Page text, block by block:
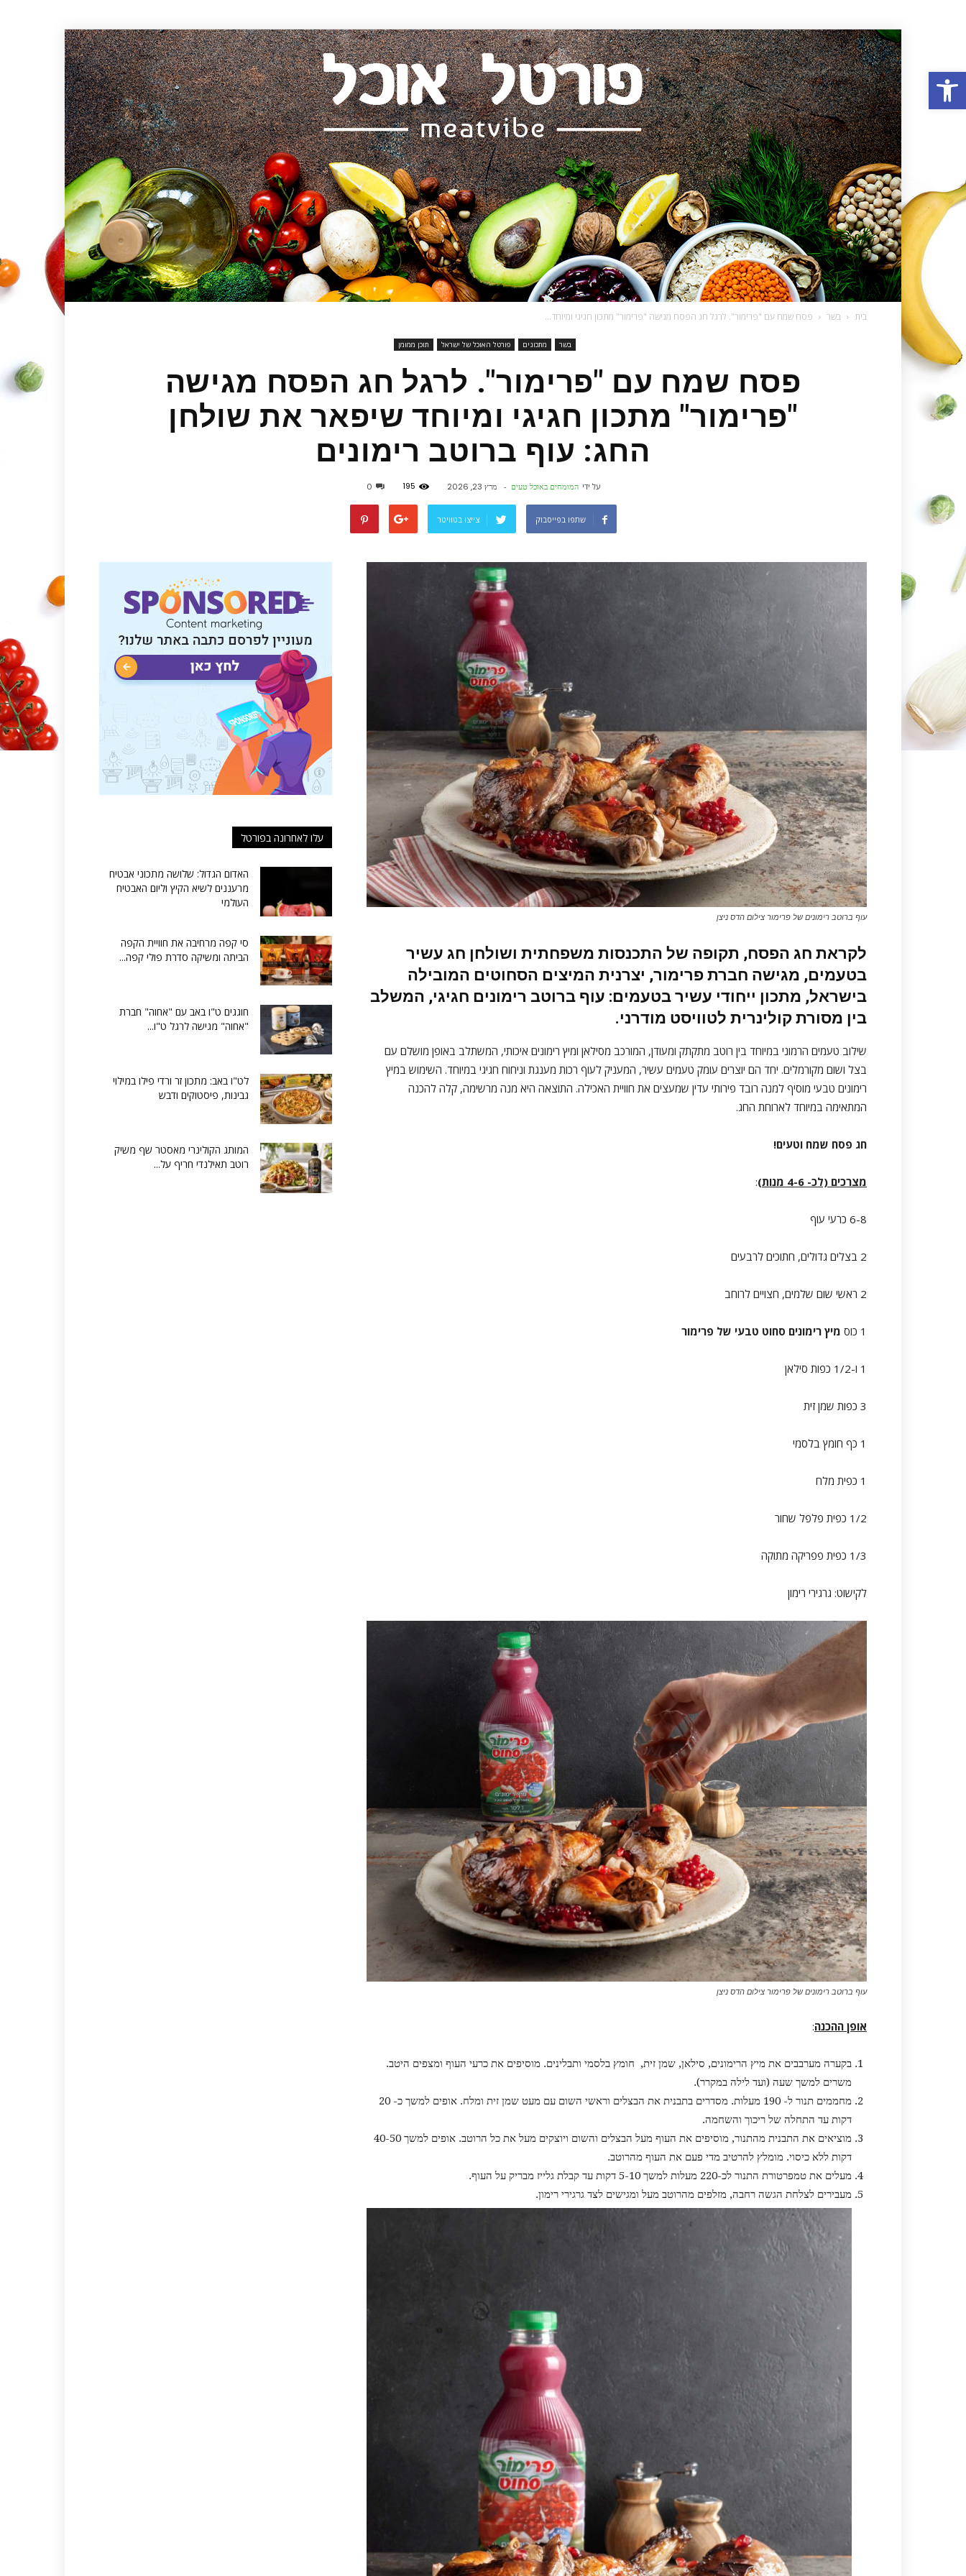
פתח סרגל נגישות
פורטל
אוכל
בית בשר פסח שמח עם "פרימור". לרגל חג הפסח מגישה "פרימור" מתכון חגיגי ומיוחד...
בשר מתכונים פורטל האוכל של ישראל תוכן ממומן
פסח שמח עם "פרימור". לרגל חג הפסח מגישה
"פרימור" מתכון חגיגי ומיוחד שיפאר את שולחן
החג: עוף ברוטב רימונים
על ידי המומחים באוכל טעים - מרץ 23, 2026 195
0
שתפו בפייסבוק צייצו בטוויטר
עוף ברוטב רימונים של פרימור צילום הדס ניצן
לקראת חג הפסח, תקופה של התכנסות משפחתית ושולחן חג עשיר
בטעמים, מגישה חברת פרימור, יצרנית המיצים הסחוטים המובילה
בישראל, מתכון ייחודי עשיר בטעמים: עוף ברוטב רימונים חגיגי, המשלב
בין מסורת קולינרית לטוויסט מודרני.
שילוב טעמים הרמוני במיוחד בין רוטב מתקתק ומעודן, המורכב מסילאן ומיץ רימונים איכותי, המשתלב באופן מושלם עם
בצל ושום מקורמלים. יחד הם יוצרים עומק טעמים עשיר, המעניק לעוף רכות מענגת וניחוח חגיגי במיוחד. השימוש במיץ
רימונים טבעי מוסיף למנה רובד פירותי עדין שמעצים את חוויית האכילה. התוצאה היא מנה מרשימה, קלה להכנה
המתאימה במיוחד לארוחת החג.
חג פסח שמח וטעים!
מצרכים (לכ- 4-6 מנות) :
6-8 כרעי עוף
2 בצלים גדולים, חתוכים לרבעים
2 ראשי שום שלמים, חצויים לרוחב
1 כוס מיץ רימונים סחוט טבעי של פרימור
1 ו-1/2 כפות סילאן
3 כפות שמן זית
1 כף חומץ בלסמי
1 כפית מלח
1/2 כפית פלפל שחור
1/3 כפית פפריקה מתוקה
לקישוט: גרגירי רימון
עוף ברוטב רימונים של פרימור צילום הדס ניצן
אופן ההכנה:
בקערה מערבבים את מיץ הרימונים, סילאן, שמן זית, חומץ בלסמי ותבלינים. מוסיפים את כרעי העוף ומצפים היטב.
משרים למשך שעה (ועד לילה במקרר).
מחממים תנור ל- 190 מעלות. מסדרים בתבנית את הבצלים וראשי השום עם מעט שמן זית ומלח. אופים למשך כ- 20
דקות עד התחלה של ריכוך והשחמה.
מוציאים את התבנית מהתנור, מוסיפים את העוף מעל הבצלים והשום ויוצקים מעל את כל הרוטב. אופים למשך 40-50
דקות ללא כיסוי. מומלץ להרטיב מדי פעם את העוף מהרוטב.
מעלים את טמפרטורת התנור לכ-220 מעלות למשך 5-10 דקות עד קבלת גלייז מבריק על העוף.
מעבירים לצלחת הגשה רחבה, מזלפים מהרוטב מעל ומגישים לצד גרגירי רימון.
עלו לאחרונה בפורטל
האדום הגדול: שלושה מתכוני אבטיח
מרעננים לשיא הקיץ וליום האבטיח
העולמי
סי קפה מרחיבה את חוויית הקפה
הביתה ומשיקה סדרת פולי קפה...
חוגגים ט"ו באב עם "אחוה" חברת
"אחוה" מגישה לרגל ט"ו...
לט"ו באב: מתכון זר ורדי פילו במילוי
גבינות, פיסטוקים ודבש
המותג הקולינרי מאסטר שף משיק
רוטב תאילנדי חריף על...